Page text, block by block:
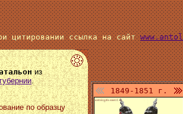
цитировании ссылка на сайт
из
.
по образцу
1849-1851 г.